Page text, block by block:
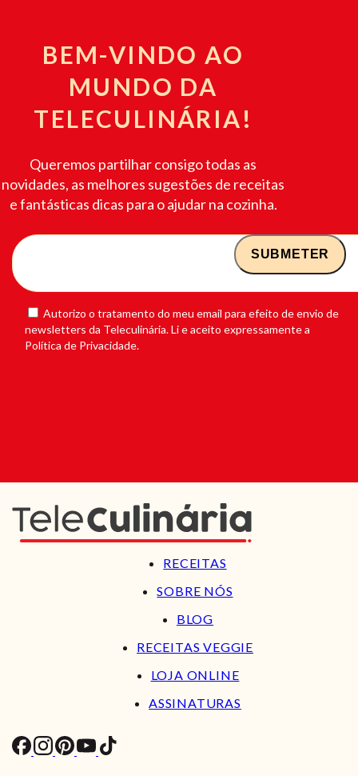
BEM-VINDO AO
MUNDO DA
TELECULINÁRIA!
Queremos partilhar consigo todas as
novidades, as melhores sugestões de receitas
e fantásticas dicas para o ajudar na cozinha.
Autorizo o tratamento do meu email para efeito de envio de
newsletters da Teleculinária. Li e aceito expressamente a
Política de Privacidade.
RECEITAS
SOBRE NÓS
BLOG
RECEITAS VEGGIE
LOJA ONLINE
ASSINATURAS